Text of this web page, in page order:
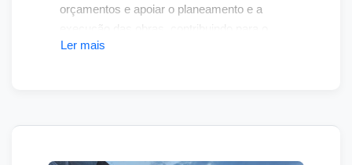
orçamentos e apoiar o planeamento e a
execução das obras, contribuindo para o
cumprimento dos custos, prazos, padrões
Ler mais